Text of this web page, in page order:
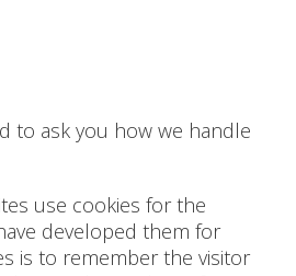
obchodní
v Plzni
o výměře 44m²v zavedené
Plzeň - Bolevec. Lokalita
nájemci Albert, který zajišťuje